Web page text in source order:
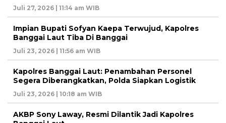
Juli 27, 2026 | 11:14 am WIB
Impian Bupati Sofyan Kaepa Terwujud, Kapolres
Banggai Laut Tiba Di Banggai
Juli 23, 2026 | 11:56 am WIB
Kapolres Banggai Laut: Penambahan Personel
Segera Diberangkatkan, Polda Siapkan Logistik
Juli 23, 2026 | 10:18 am WIB
AKBP Sony Laway, Resmi Dilantik Jadi Kapolres